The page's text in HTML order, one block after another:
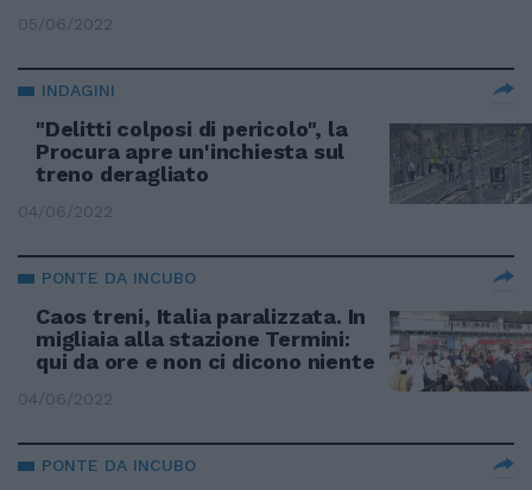
05/06/2022
INDAGINI
"Delitti colposi di pericolo", la
Procura apre un'inchiesta sul
treno deragliato
04/06/2022
PONTE DA INCUBO
Caos treni, Italia paralizzata. In
migliaia alla stazione Termini:
qui da ore e non ci dicono niente
04/06/2022
PONTE DA INCUBO